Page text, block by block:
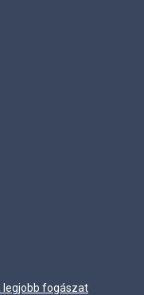
legjobb fogászat